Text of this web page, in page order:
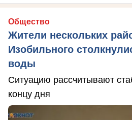
Общество
Жители нескольких
Изобильного
воды
Ситуацию рассчитывают
концу дня